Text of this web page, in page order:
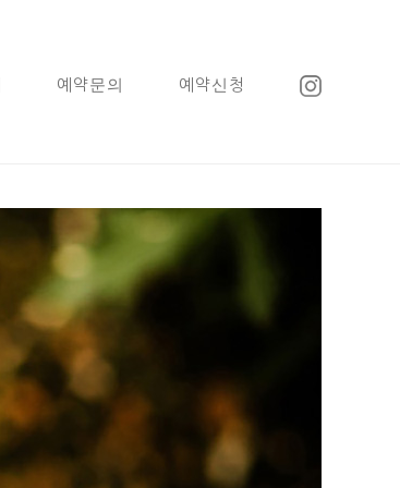
예약문의 예약신청